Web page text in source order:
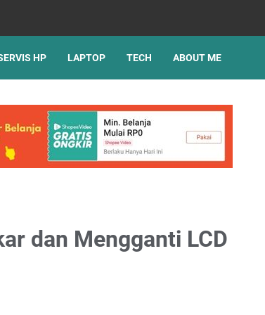
HP LAPTOP TECH ABOUT ME
dan Mengganti LCD